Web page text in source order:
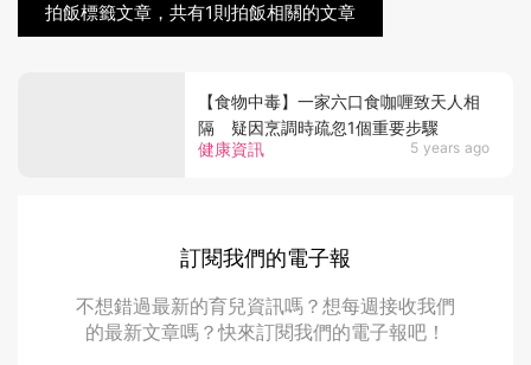
拍飯標籤文章，共有1則拍飯相關的文章
健康資訊 5 years ago
【食物中毒】一家六口食咖喱致天人相
隔 疑因烹調時疏忽1個重要步驟
訂閱我們的電子報
不想錯過最新的育兒資訊嗎？想每週接收我們
的最新文章嗎？快來訂閱我們的電子報吧！